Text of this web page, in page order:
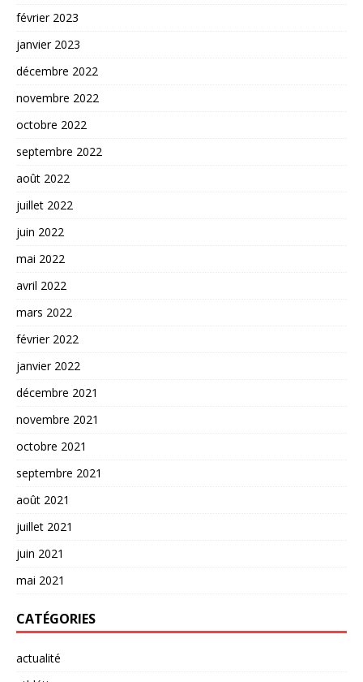
février 2023
janvier 2023
décembre 2022
novembre 2022
octobre 2022
septembre 2022
août 2022
juillet 2022
juin 2022
mai 2022
avril 2022
mars 2022
février 2022
janvier 2022
décembre 2021
novembre 2021
octobre 2021
septembre 2021
août 2021
juillet 2021
juin 2021
mai 2021
CATÉGORIES
actualité